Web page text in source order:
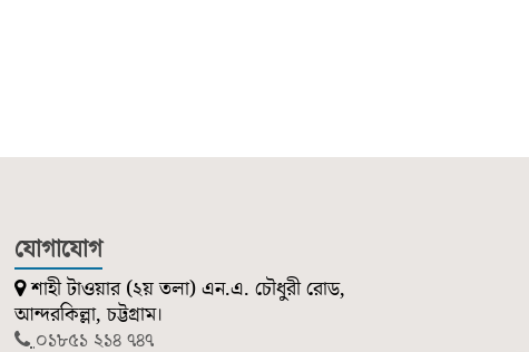
যোগাযোগ
শাহী টাওয়ার (২য় তলা) এন.এ. চৌধুরী রোড,
আন্দরকিল্লা, চট্টগ্রাম।
০১৮৫১ ২১৪ ৭৪৭